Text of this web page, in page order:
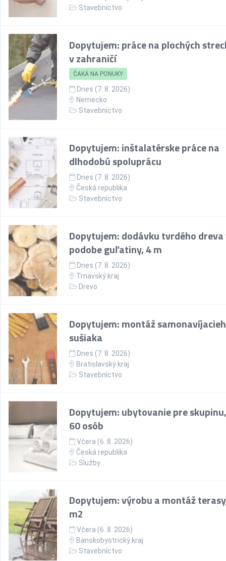
Stavebníctvo
Dopytujem: práce na plochých
v zahraničí
ČAKÁ NA PONUKY
Dnes (7. 8. 2026)
Nemecko
Stavebníctvo
Dopytujem: inštalatérske práce na
dlhodobú spoluprácu
Dnes (7. 8. 2026)
Česká republika
Stavebníctvo
Dopytujem: dodávku tvrdého dreva
podobe guľatiny, 4 m
Dnes (7. 8. 2026)
Trnavský kraj
Drevo
Dopytujem: montáž
sušiaka
Dnes (7. 8. 2026)
Bratislavský kraj
Stavebníctvo
Dopytujem: ubytovanie pre
60 osôb
Včera (6. 8. 2026)
Česká republika
Služby
Dopytujem: výrobu a montáž
m2
Včera (6. 8. 2026)
Banskobystrický kraj
Stavebníctvo